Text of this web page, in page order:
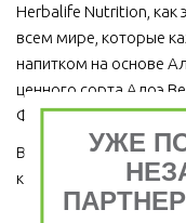
Herbalife Nutrition,
всем мире, которые
напитком на основе
ценного сорта Алоэ
Формула 1 и
Ведь завтрак
коем случае
УЖЕ